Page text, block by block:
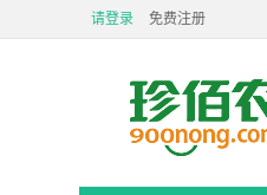
请登录 免费注册